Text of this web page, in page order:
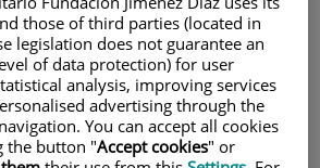
those of third parties (located in
legislation does not guarantee an
of data protection) for user
analysis, improving services
advertising through the
You can accept all cookies
the button "Accept cookies" or